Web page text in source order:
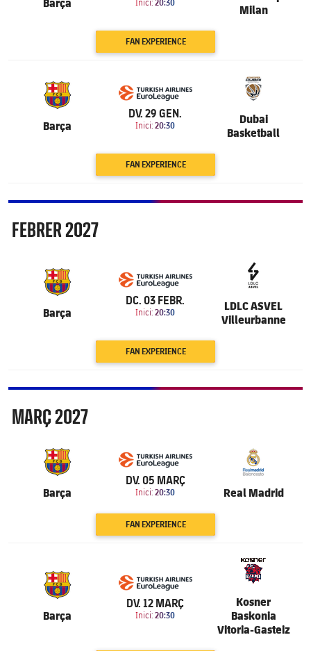
20:30
Milan
FAN EXPERIENCE
Barça
6.201
DV. 29 GEN.
Inici: 20:30
Dubai
Basketball
FAN EXPERIENCE
Febrer
FEBRER2027
Barça
6.201
DC. 03 FEBR.
Inici: 20:30
LDLC ASVEL
Villeurbanne
FAN EXPERIENCE
Març
MARÇ2027
Barça
6.201
DV. 05 MARÇ
Inici: 20:30 Real Madrid
FAN EXPERIENCE
Barça
6.201
DV. 12 MARÇ
Inici: 20:30
Kosner
Baskonia
Vitoria-Gasteiz